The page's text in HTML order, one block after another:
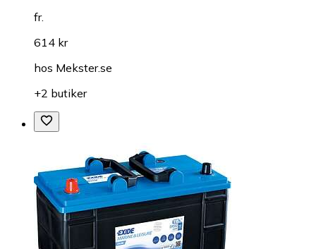
fr.
614 kr
hos Mekster.se
+2 butiker